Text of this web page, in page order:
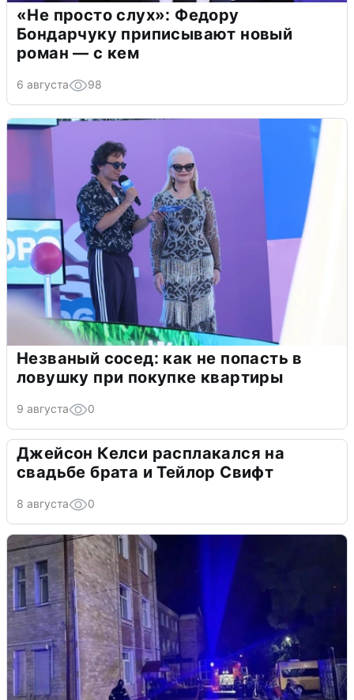
«Не просто слух»: Федору
Бондарчуку приписывают новый
роман — с кем
6 августа 98
Незваный сосед: как не попасть в
ловушку при покупке квартиры
9 августа 0
Джейсон Келси расплакался на
свадьбе брата и Тейлор Свифт
8 августа 0